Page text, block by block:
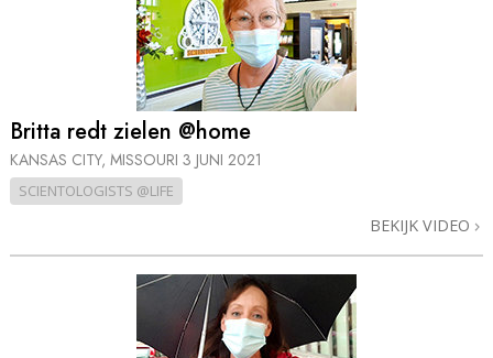
Britta redt zielen @home
KANSAS CITY, MISSOURI 3 JUNI 2021
SCIENTOLOGISTS @LIFE
BEKIJK VIDEO